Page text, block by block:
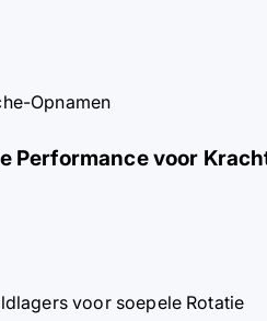
Opnamen
Performance voor
voor soepele Rotatie